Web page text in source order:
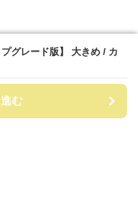
グレード版】 大きめ / カ
む
グレード版】 大きめ / カ
む